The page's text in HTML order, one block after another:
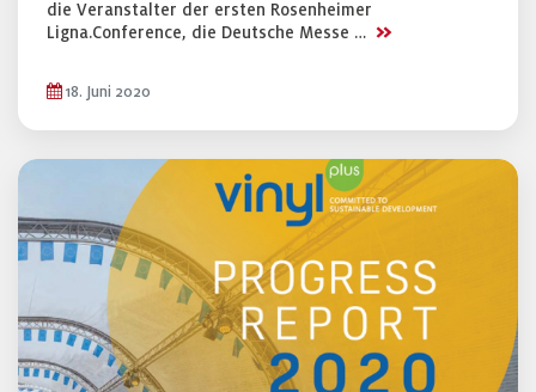
die Veranstalter der ersten Rosenheimer
Ligna.Conference, die Deutsche Messe … >>
18. Juni 2020